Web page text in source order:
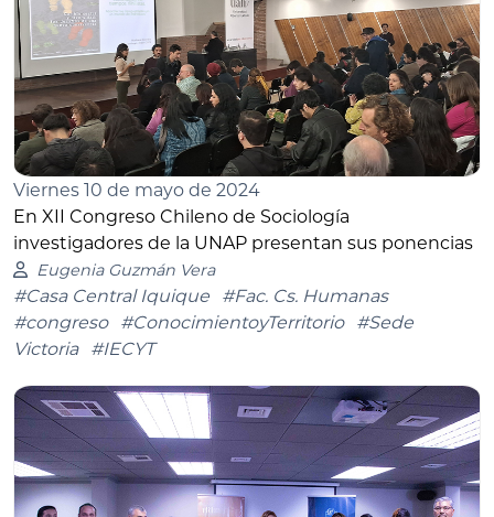
Viernes 10 de mayo de 2024
En XII Congreso Chileno de Sociología
investigadores de la UNAP presentan sus ponencias
Eugenia Guzmán Vera
#Casa Central Iquique
#Fac. Cs. Humanas
#congreso
#ConocimientoyTerritorio
#Sede
Victoria
#IECYT